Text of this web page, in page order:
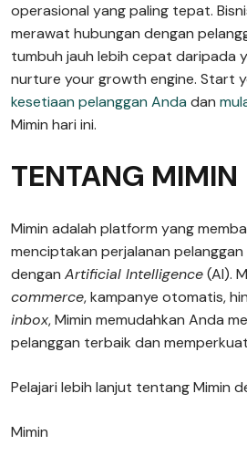
operasional yang paling tepat.
merawat hubungan dengan
tumbuh jauh lebih cepat daripada
nurture your growth engine. Start
kesetiaan pelanggan Anda dan
Mimin hari ini.
TENTANG MIMIN
Mimin adalah platform yang
menciptakan perjalanan
dengan Artificial Intelligence(AI).
commerce, kampanye otomatis,
inbox, Mimin memudahkan Anda
pelanggan terbaik dan
Pelajari lebih lanjut tentang Mimin
Mimin